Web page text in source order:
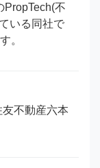
PropTech(不
いる同社で
。
不動産六本